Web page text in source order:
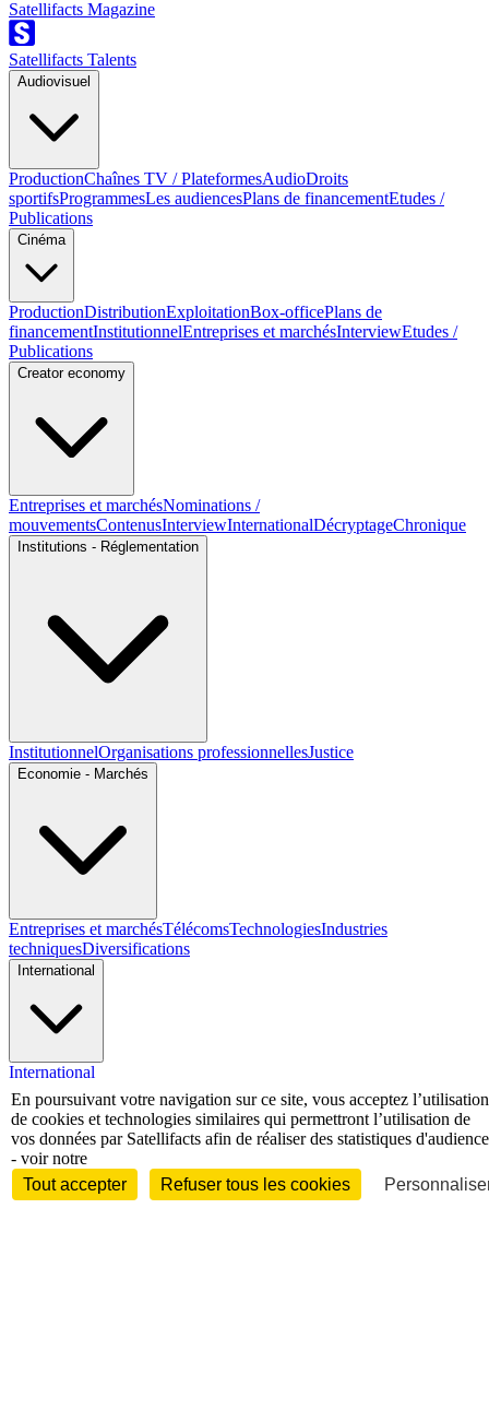
Satellifacts Magazine
Satellifacts Talents
Audiovisuel
ProductionChaînes TV / PlateformesAudioDroits
sportifsProgrammesLes audiencesPlans de financementEtudes /
Publications
Cinéma
ProductionDistributionExploitationBox-officePlans de
financementInstitutionnelEntreprises et marchésInterviewEtudes /
Publications
Creator economy
Entreprises et marchésNominations /
mouvementsContenusInterviewInternationalDécryptageChronique
Institutions - Réglementation
InstitutionnelOrganisations professionnellesJustice
Economie - Marchés
Entreprises et marchésTélécomsTechnologiesIndustries
techniquesDiversifications
International
International
Personnalités
InterviewBiographiesNominations /
En poursuivant votre navigation sur ce site, vous acceptez l’utilisation
de cookies et technologies similaires qui permettront l’utilisation de
vos données par Satellifacts afin de réaliser des statistiques d'audience
- voir notre
Tout accepter
Refuser tous les cookies